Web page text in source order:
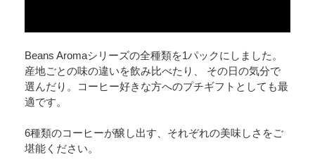
Beans Aromaシリーズの全種類を1パックにしました。
産地ごとの味の違いを飲み比べたり、 その日の気分で
選んだり。コーヒー好きな方へのプチギフトとしても最
適です。
6種類のコーヒーが醸し出す、それぞれの美味しさをご
堪能ください。